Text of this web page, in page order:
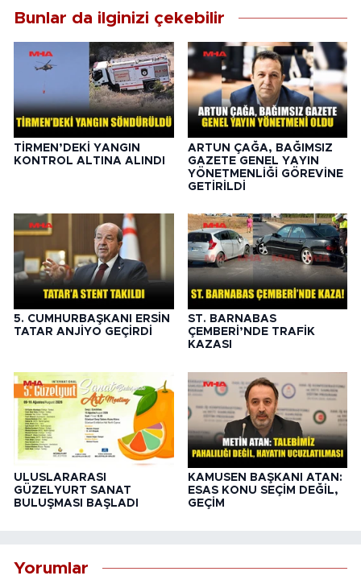
Bunlar da ilginizi çekebilir
TİRMEN’DEKİ YANGIN
KONTROL ALTINA ALINDI
ARTUN ÇAĞA, BAĞIMSIZ
GAZETE GENEL YAYIN
YÖNETMENLİĞİ GÖREVİNE
GETİRİLDİ
5. CUMHURBAŞKANI ERSİN
TATAR ANJİYO GEÇİRDİ
ST. BARNABAS
ÇEMBERİ’NDE TRAFİK
KAZASI
ULUSLARARASI
GÜZELYURT SANAT
BULUŞMASI BAŞLADI
KAMUSEN BAŞKANI ATAN:
ESAS KONU SEÇİM DEĞİL,
GEÇİM
Yorumlar